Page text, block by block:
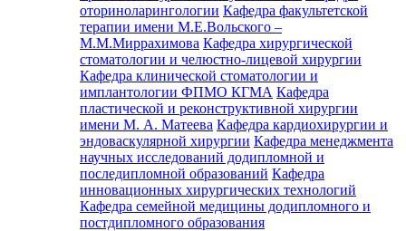
оториноларингологии Кафедра факультетской
терапии имени М.Е.Вольского –
М.М.Миррахимова Кафедра хирургической
стоматологии и челюстно-лицевой хирургии
Кафедра клинической стоматологии и
имплантологии ФПМО КГМА Кафедра
пластической и реконструктивной хирургии
имени М. А. Матеева Кафедра кардиохирургии и
эндоваскулярной хирургии Кафедра менеджмента
научных исследований додипломной и
последипломной образований Кафедра
инновационных хирургических технологий
Кафедра семейной медицины додипломного и
постдипломного образования